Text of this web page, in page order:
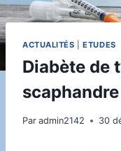
ACTUALITÉS |ETUDES
Diabète de
scaphandre
Par admin2142 30